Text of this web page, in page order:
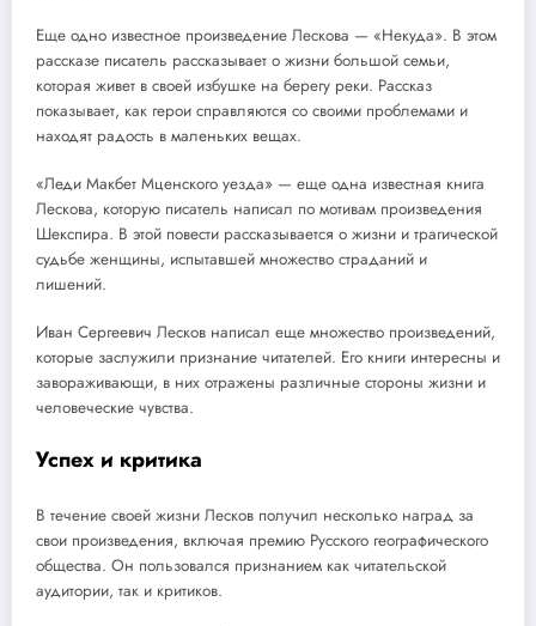
Еще одно известное произведение Лескова — «Некуда». В этом
рассказе писатель рассказывает о жизни большой семьи,
которая живет в своей избушке на берегу реки. Рассказ
показывает, как герои справляются со своими проблемами и
находят радость в маленьких вещах.
«Леди Макбет Мценского уезда» — еще одна известная книга
Лескова, которую писатель написал по мотивам произведения
Шекспира. В этой повести рассказывается о жизни и трагической
судьбе женщины, испытавшей множество страданий и
лишений.
Иван Сергеевич Лесков написал еще множество произведений,
которые заслужили признание читателей. Его книги интересны и
завораживающи, в них отражены различные стороны жизни и
человеческие чувства.
Успех и критика
В течение своей жизни Лесков получил несколько наград за
свои произведения, включая премию Русского географического
общества. Он пользовался признанием как читательской
аудитории, так и критиков.